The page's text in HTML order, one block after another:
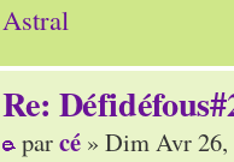
Astral
Re:
parcé » Dim Avr 26,